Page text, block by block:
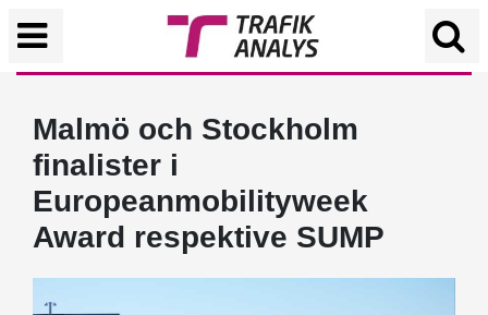
Malmö och Stockholm
finalister i
Europeanmobilityweek
Award respektive SUMP